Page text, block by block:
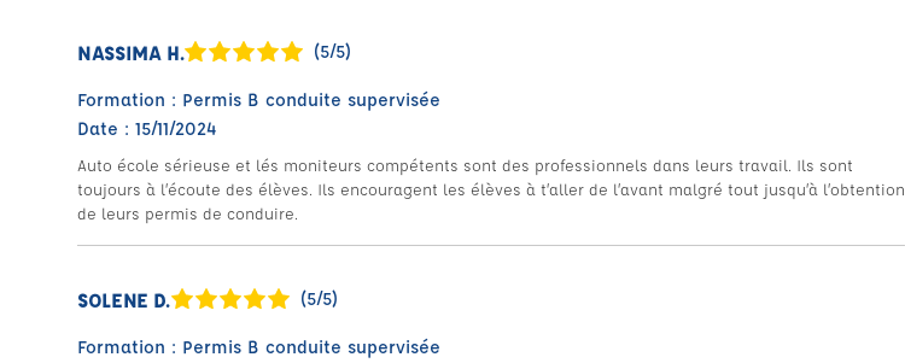
NASSIMA H. (5/5)
Formation : Permis B conduite supervisée
Date : 15/11/2024
Auto école sérieuse et lés moniteurs compétents sont des professionnels dans leurs travail. Ils sont
toujours à l’écoute des élèves. Ils encouragent les élèves à t’aller de l’avant malgré tout jusqu’à l’obtention
de leurs permis de conduire.
SOLENE D. (5/5)
Formation : Permis B conduite supervisée